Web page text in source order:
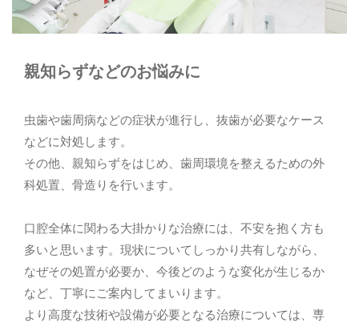
027-361-0418
メールでのご予約
RESERVE
親知らずなどのお悩みに
虫歯や歯周病などの症状が進行し、抜歯が必要なケース
などに対処します。
その他、親知らずをはじめ、歯周環境を整えるための外
科処置、骨造りを行います。
口腔全体に関わる大掛かりな治療には、不安を抱く方も
多いと思います。現状についてしっかり共有しながら、
なぜその処置が必要か、今後どのような変化が生じるか
など、丁寧にご案内してまいります。
より高度な技術や設備が必要となる治療については、専